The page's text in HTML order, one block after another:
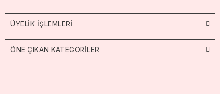
ÜYELİK İŞLEMLERİ
ÖNE ÇIKAN KATEGORİLER